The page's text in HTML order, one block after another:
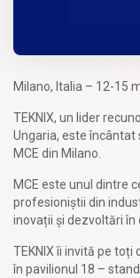
Milano, Italia – 12-15
TEKNIX, un lider
Ungaria, este
MCE din Milano.
MCE este unul dintre
profesioniștii din
inovații și dezvoltări în
TEKNIX îi invită pe
în pavilionul 18 –